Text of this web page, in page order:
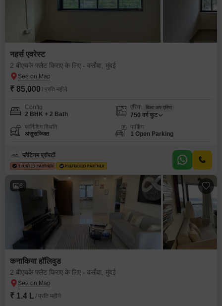
नहर्स एवरेस्ट
2 बीएचके फ्लैट किराए के लिए - वर्सोवा, मुंबई
₹ 85,000 / प्रति महीने
Config
2 BHK + 2 Bath
एरिया बिल्ट-अप एरिया
750 वर्ग फुट
फर्निशिंग स्थिति
असुसज्जित
पार्किंग
1 Open Parking
प्लैटिनम प्रॉपर्टी
6
कनाकिया हॉलिवुड
2 बीएचके फ्लैट किराए के लिए - वर्सोवा, मुंबई
₹ 1.4 L / प्रति महीने